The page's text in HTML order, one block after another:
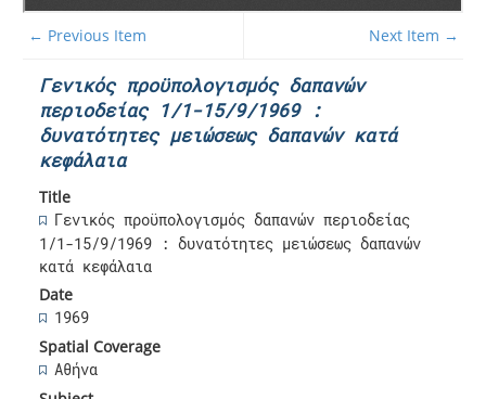
← Previous Item Next Item →
Γενικός προϋπολογισμός δαπανών
περιοδείας 1/1-15/9/1969 :
δυνατότητες μειώσεως δαπανών κατά
κεφάλαια
Title
Γενικός προϋπολογισμός δαπανών περιοδείας
1/1-15/9/1969 : δυνατότητες μειώσεως δαπανών
κατά κεφάλαια
Date
1969
Spatial Coverage
Αθήνα